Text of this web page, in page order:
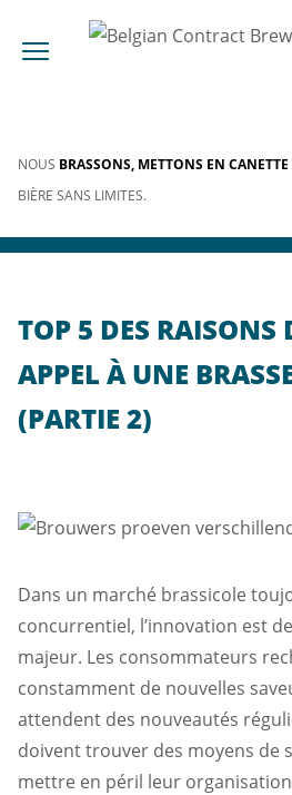
NOUS BRASSONS, METTONS EN CANETTE
BIÈRE SANS LIMITES.
TOP 5 DES RAISONS
APPEL À UNE
(PARTIE 2)
Dans un marché brassicole
concurrentiel, l’innovation est
majeur. Les consommateurs
constamment de nouvelles
attendent des nouveautés
doivent trouver des moyens de
mettre en péril leur